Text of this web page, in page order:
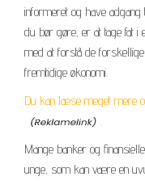
informeret og have
du bør gøre, er at tage fat
med at forstå de
fremtidige økonomi.
Du kan læse meget mere
.
Mange banker og
unge, som kan være en